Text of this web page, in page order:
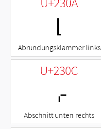
⌊
Abrundungsklammer links
U+230C
⌌
Abschnitt unten rechts